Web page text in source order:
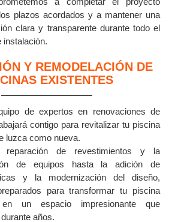
plazos acordados y a mantener una
clara y transparente durante todo el
instalación.
Y REMODELACIÓN DE
EXISTENTES
de expertos en renovaciones de
contigo para revitalizar tu piscina
luzca como nueva.
reparación de revestimientos y la
de equipos hasta la adición de
y la modernización del diseño,
para transformar tu piscina
en un espacio impresionante que
años.